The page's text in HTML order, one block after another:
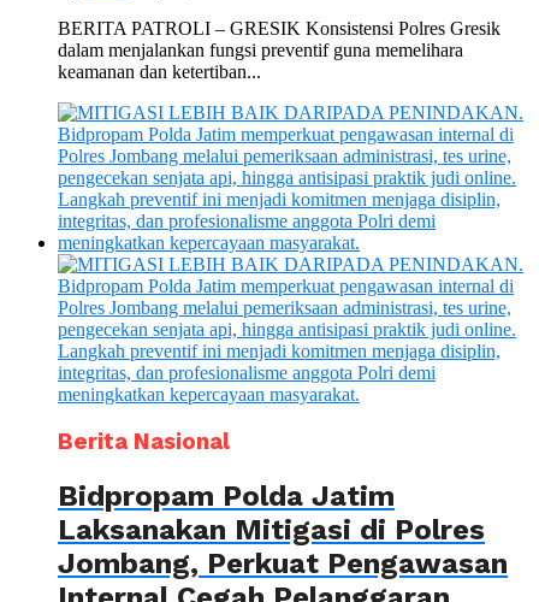
BERITA PATROLI – GRESIK Konsistensi Polres Gresik
dalam menjalankan fungsi preventif guna memelihara
keamanan dan ketertiban...
Berita Nasional
Bidpropam Polda Jatim
Laksanakan Mitigasi di Polres
Jombang, Perkuat Pengawasan